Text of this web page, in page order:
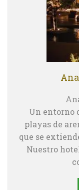
Un entorno
playas de
que se
Nuestro